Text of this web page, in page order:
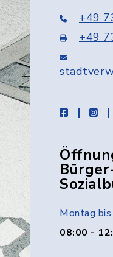
+49
+49
facebook
Montag
08:00 -